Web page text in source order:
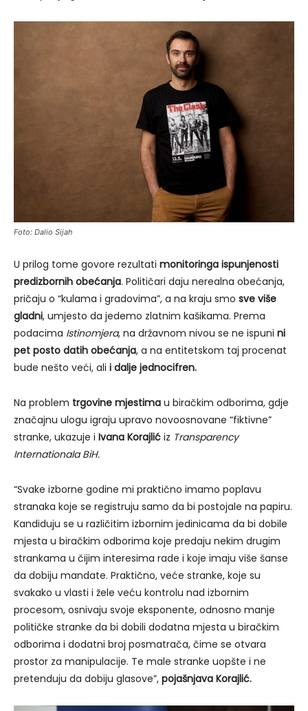
Foto: Dalio Sijah
U prilog tome govore rezultati monitoringa ispunjenosti
predizbornih obećanja. Političari daju nerealna obećanja,
pričaju o “kulama i gradovima”, a na kraju smo sve više
gladni, umjesto da jedemo zlatnim kašikama. Prema
podacima Istinomjera, na državnom nivou se ne ispuni ni
pet posto datih obećanja, a na entitetskom taj procenat
bude nešto veći, ali i dalje jednocifren.
Na problem trgovine mjestima u biračkim odborima, gdje
značajnu ulogu igraju upravo novoosnovane “fiktivne”
stranke, ukazuje i Ivana Korajlić iz Transparency
Internationala BiH.
“Svake izborne godine mi praktično imamo poplavu
stranaka koje se registruju samo da bi postojale na papiru.
Kandiduju se u različitim izbornim jedinicama da bi dobile
mjesta u biračkim odborima koje predaju nekim drugim
strankama u čijim interesima rade i koje imaju više šanse
da dobiju mandate. Praktično, veće stranke, koje su
svakako u vlasti i žele veću kontrolu nad izbornim
procesom, osnivaju svoje eksponente, odnosno manje
političke stranke da bi dobili dodatna mjesta u biračkim
odborima i dodatni broj posmatrača, čime se otvara
prostor za manipulacije. Te male stranke uopšte i ne
pretenduju da dobiju glasove”, pojašnjava Korajlić.